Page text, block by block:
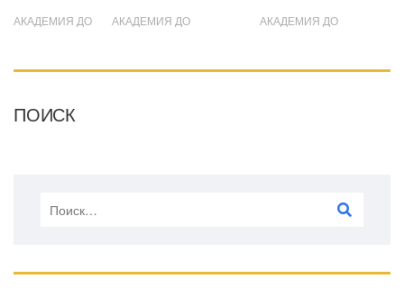
АКАДЕМИЯ ДО АКАДЕМИЯ ДО АКАДЕМИЯ ДО
ПОИСК